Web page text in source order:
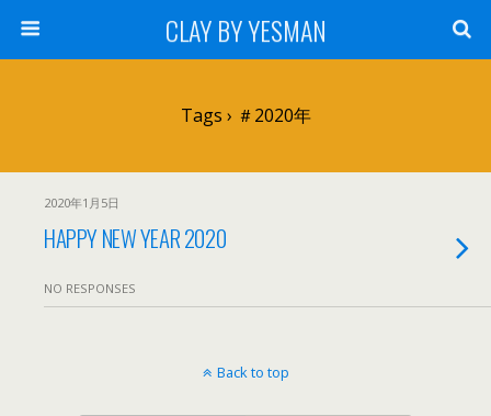
CLAY BY YESMAN
Tags › ＃2020年
2020年1月5日
HAPPY NEW YEAR 2020
NO RESPONSES
Back to top